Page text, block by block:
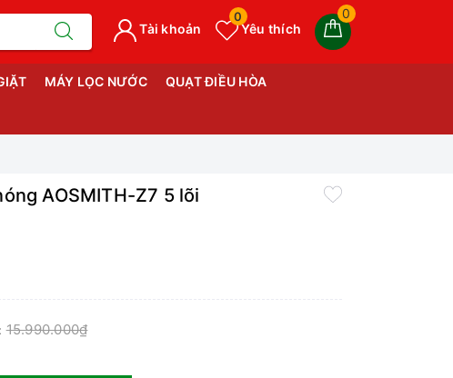
0
Yêu thích
0
Tài khoản
MÁY LỌC NƯỚC QUẠT ĐIỀU HÒA
AOSMITH-Z7 5 lõi
15.990.000₫